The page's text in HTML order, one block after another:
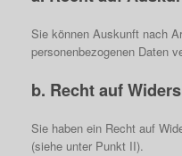
Sie können Auskunft nach
personenbezogenen Daten
b. Recht auf
Sie haben ein Recht auf
(siehe unter Punkt II).